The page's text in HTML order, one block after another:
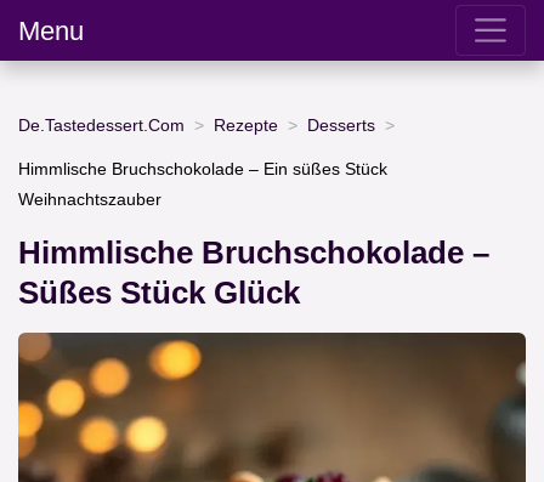
Menu
De.Tastedessert.Com Rezepte Desserts
Himmlische Bruchschokolade – Ein süßes Stück
Weihnachtszauber
Himmlische Bruchschokolade –
Süßes Stück Glück